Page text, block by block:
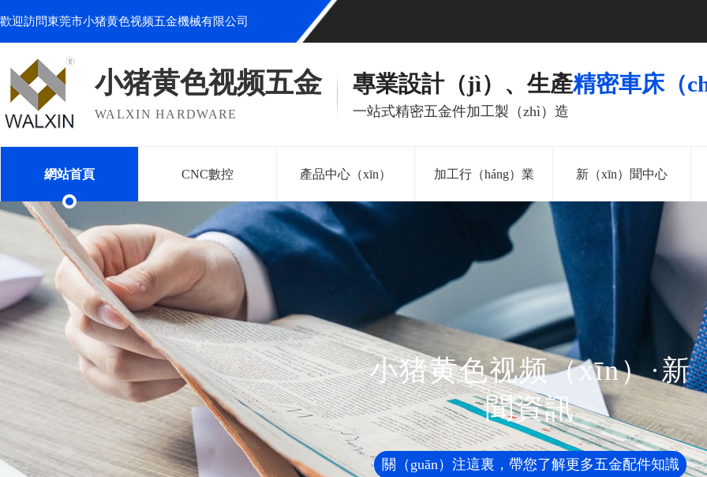
歡迎訪問東莞市小猪黄色视频五金機械有限公司
小猪黄色视频五金
WALXIN HARDWARE
專業設計（jì）、生產精密車床（
一站式精密五金件加工製（zhì）造
網站首頁 CNC數控 產品中心（xīn） 加工行（háng）業 新（xīn）聞中心
小猪黄色视频（xīn）·新
聞資訊
關（guān）注這裏，帶您了解更多五金配件知識